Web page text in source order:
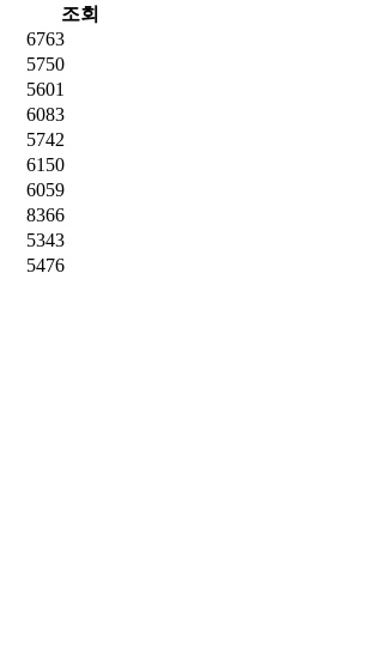
조회
6763
5750
5601
6083
5742
6150
6059
8366
5343
5476